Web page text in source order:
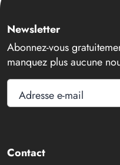
Newsletter
Abonnez-vous
manquez plus aucune
Adresse e-mail
Contact